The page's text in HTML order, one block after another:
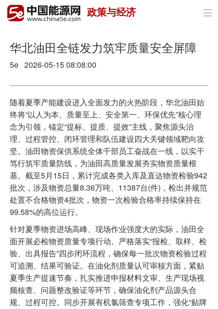
首页
政策与经济
煤炭
电力
新能源
节能环保
分布式能源
政策与经济 
华北油田全链发力筑牢质量安全屏障
5e 2026-05-15 08:08:00
随着夏季产能建设进入全面发力的火热阶段，华北油田始
终将“以人为本、质量至上、安全第一、环保优先”核心理
念为引领，锚定“提标、提质、提效”主线，聚焦源头治
理、过程管控、闭环管理和队伍建设四大关键领域靶向攻
坚。油田物资保供系统全体干部员工奋战在一线，以实干
笃行筑牢质量防线，为油田高质量发展夯实物资质量根
基。截至5月15日，累计完成各类入库及直达物资检验942
批次，涉及物资总量8.36万吨、11387台(件)，检出并规范
处置不合格物资4批次，物资一次检验合格率持续保持在
99.58%的高位运行。
针对夏季物资进场高峰、现场作业强度大的实际，油田全
面开展必检物资质量专项行动。严格落实“报检、取样、检
验、出具报告”四步闭环流程，确保每一批次物资检验过程
可追溯、结果可验证。在油化剂质量认可审核方面，紧贴
夏季生产提速节奏，扎实推进申报材料文审、生产现场视
频核查、问题整改验证等环节，确保油化剂产品源头合
规、过程可控。同步开展有机氯筛查专项工作，强化“贴牌